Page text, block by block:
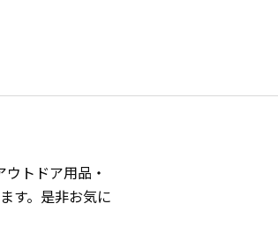
トドア用品・
す。是非お気に